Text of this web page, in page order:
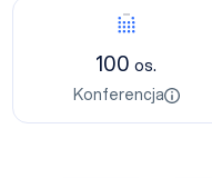
Konferencja
100os.
Konferencja